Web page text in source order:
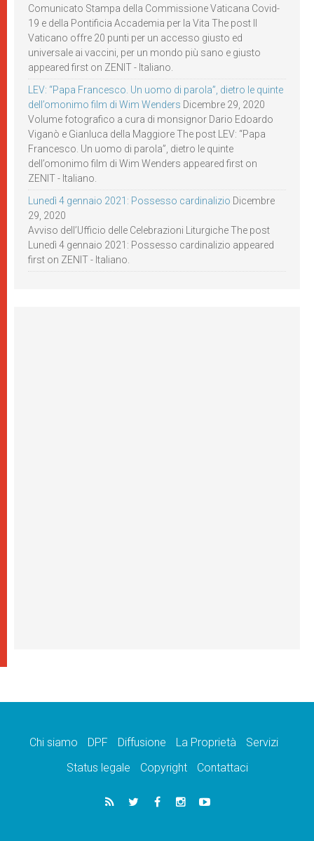
Comunicato Stampa della Commissione Vaticana Covid-
19 e della Pontificia Accademia per la Vita The post Il
Vaticano offre 20 punti per un accesso giusto ed
universale ai vaccini, per un mondo più sano e giusto
appeared first on ZENIT - Italiano.
LEV: “Papa Francesco. Un uomo di parola”, dietro le quinte
dell’omonimo film di Wim Wenders Dicembre 29, 2020
Volume fotografico a cura di monsignor Dario Edoardo
Viganò e Gianluca della Maggiore The post LEV: “Papa
Francesco. Un uomo di parola”, dietro le quinte
dell’omonimo film di Wim Wenders appeared first on
ZENIT - Italiano.
Lunedì 4 gennaio 2021: Possesso cardinalizio Dicembre
29, 2020
Avviso dell’Ufficio delle Celebrazioni Liturgiche The post
Lunedì 4 gennaio 2021: Possesso cardinalizio appeared
first on ZENIT - Italiano.
Chi siamo DPF Diffusione La Proprietà
Servizi
Status legale
Copyright Contattaci